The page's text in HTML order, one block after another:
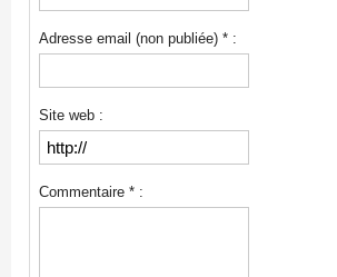
Adresse email (non publiée) * :
Site web :
Commentaire * :